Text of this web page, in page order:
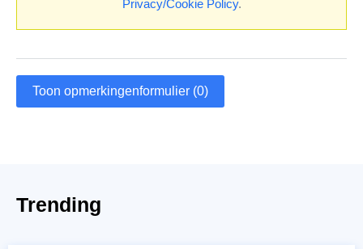
Privacy/Cookie Policy.
Toon opmerkingenformulier (0)
Trending